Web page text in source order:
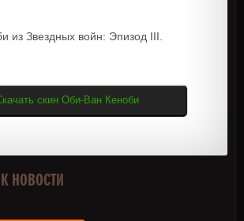
из Звездных войн: Эпизод III.
скин Оби-Ван Кеноби
НОВОСТИ